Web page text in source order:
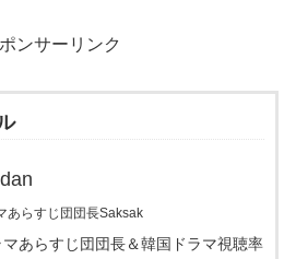
ンサーリンク
あらすじ団団長Saksak
あらすじ団団長＆韓国ドラマ視聴率